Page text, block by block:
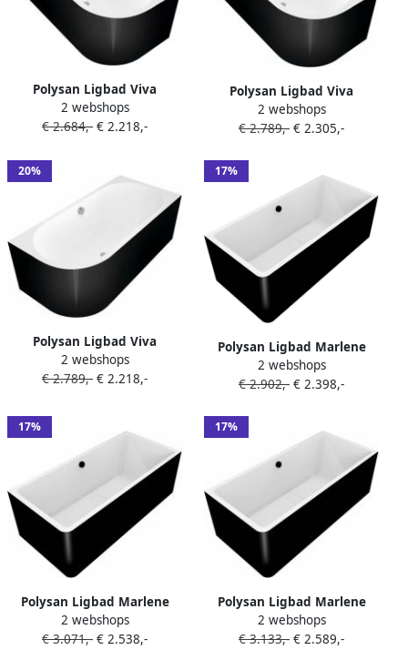
Polysan Ligbad Viva
170x75x60 cm
Asymmetrisch Links Zwart
2 webshops
€ 2.684,- € 2.218,-
Polysan Ligbad Viva
180x75x60 cm
Asymmetrisch Links Zwart
2 webshops
€ 2.789,- € 2.305,-
20%
Polysan Ligbad Viva
170x75x60 cm
Asymmetrisch Rechts Zwart
2 webshops
€ 2.789,- € 2.218,-
17%
Polysan Ligbad Marlene
175x75x63 cm
Asymmetrisch Rechts Zwart
2 webshops
€ 2.902,- € 2.398,-
17%
Polysan Ligbad Marlene
185x85x63 cm
Asymmetrisch Rechts Zwart
2 webshops
€ 3.071,- € 2.538,-
17%
Polysan Ligbad Marlene
195x85x63 cm
Asymmetrisch Rechts Zwart
2 webshops
€ 3.133,- € 2.589,-